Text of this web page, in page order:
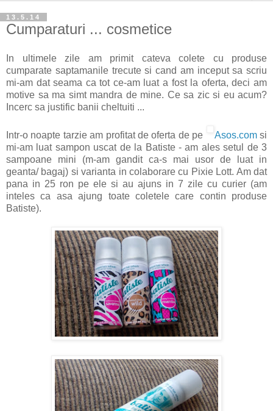
13.5.14
Cumparaturi ... cosmetice
In ultimele zile am primit cateva colete cu produse
cumparate saptamanile trecute si cand am inceput sa scriu
mi-am dat seama ca tot ce-am luat a fost la oferta, deci am
motive sa ma simt mandra de mine. Ce sa zic si eu acum?
Incerc sa justific banii cheltuiti ...
Intr-o noapte tarzie am profitat de oferta de pe Asos.comsi
mi-am luat sampon uscat de la Batiste - am ales setul de 3
sampoane mini (m-am gandit ca-s mai usor de luat in
geanta/ bagaj) si varianta in colaborare cu Pixie Lott. Am dat
pana in 25 ron pe ele si au ajuns in 7 zile cu curier (am
inteles ca asa ajung toate coletele care contin produse
Batiste).